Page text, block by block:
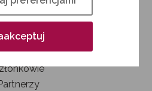
jesteśmy
członkiem SIM
Władze